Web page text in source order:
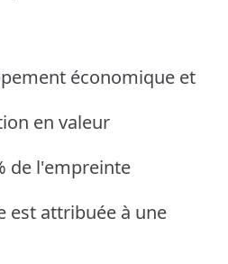
économique et
en valeur
de l'empreinte
est attribuée à une